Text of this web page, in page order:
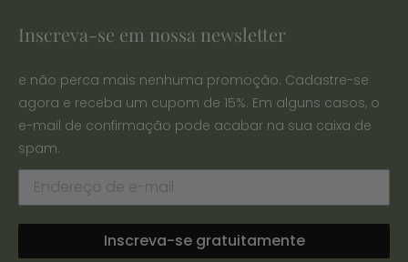
Inscreva-se em nossa newsletter
e não perca mais nenhuma promoção. Cadastre-se
agora e receba um cupom de 15%. Em alguns casos, o
e-mail de confirmação pode acabar na sua caixa de
spam.
Inscreva-se gratuitamente